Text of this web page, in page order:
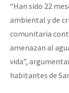
“Han sido 22
ambiental y de
comunitaria
amenazan al
vida”,
habitantes de